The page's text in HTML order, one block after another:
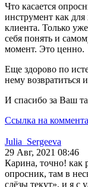
Что касается
инструмент как для
клиента. Только
себя понять и
момент. Это ценно.
Еще здорово по
нему возвратиться
И спасибо за Ваш
Ссылка на
Julia_Sergeeva
29 Авг, 2021 08:46
Карина, точно! как
опросник, там в
слёзы текут», и я с